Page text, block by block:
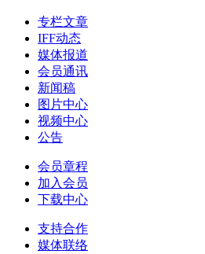
专栏文章
IFF动态
媒体报道
会员通讯
新闻稿
图片中心
视频中心
公告
会员章程
加入会员
下载中心
支持合作
媒体联络